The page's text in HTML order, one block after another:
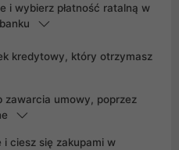
i wybierz płatność ratalną w
kredytowy, który otrzymasz
zawarcia umowy, poprzez
i ciesz się zakupami w